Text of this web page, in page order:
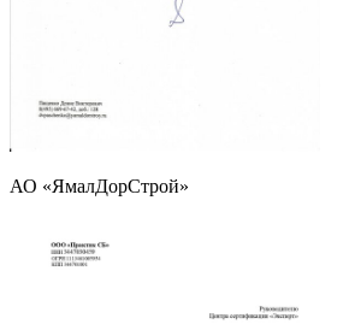
АО «ЯмалДорСтрой»